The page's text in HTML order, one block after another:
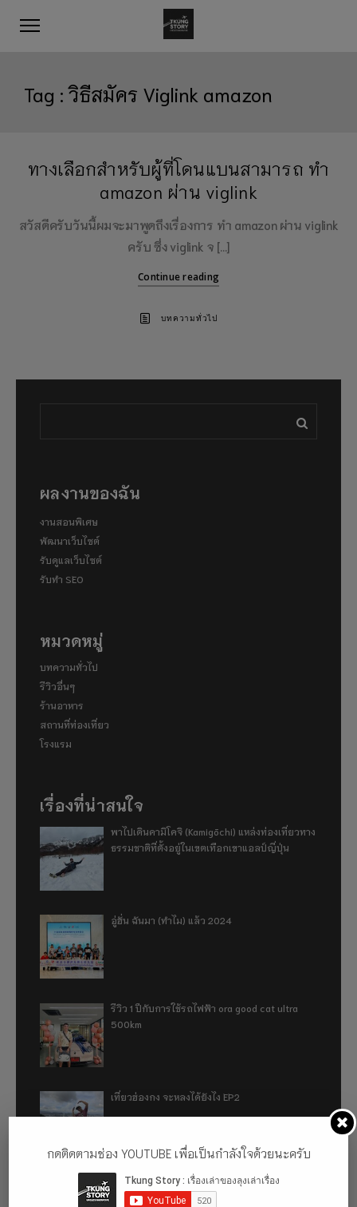
Tag :วิธีสมัคร Viglink amazon
ทางเลือกสำหรับผู้ที่โดนแบนสามารถ ทำ
amazon ผ่าน viglink
สวัสดีครับวันนี้ผมจะมาพูดถึงเรื่องการ ทำ amazon ผ่าน viglink
ครับ ซึ่ง viglink จ […]
Continue reading
บทความทั่วไป
ผลงานของฉัน
งานสอนพิเศษ
พัฒนาเว็บไซต์
รับดูแลเว็บไซต์
รับทำ SEO
หมวดหมู่
บทความทั่วไป
รีวิวอื่นๆ
ร้านอาหาร
สถานที่ท่องเที่ยว
โรงแรม
เรื่องที่น่าสนใจ
พาไปเดินคามิโคจิ (Kamigōchi) แหล่งท่องเที่ยวทาง
ธรรมชาติที่ตั้งอยู่ในเขตเทือกเขาแอลป์ญี่ปุ่น
อู่ฮั่น ฉันมา (ทำไม) แล้ว 2024
รีวิว 1 ปีกับการใช้รถไฟฟ้า ora good cat ultra
500km
เที่ยวฮ่องกง จะหลงได้ยังไง EP2
เที่ยวฮ่องกง จะหลงได้ยังไง EP1
กดติดตามช่อง YOUTUBE เพื่อเป็นกำลังใจด้วยนะครับ